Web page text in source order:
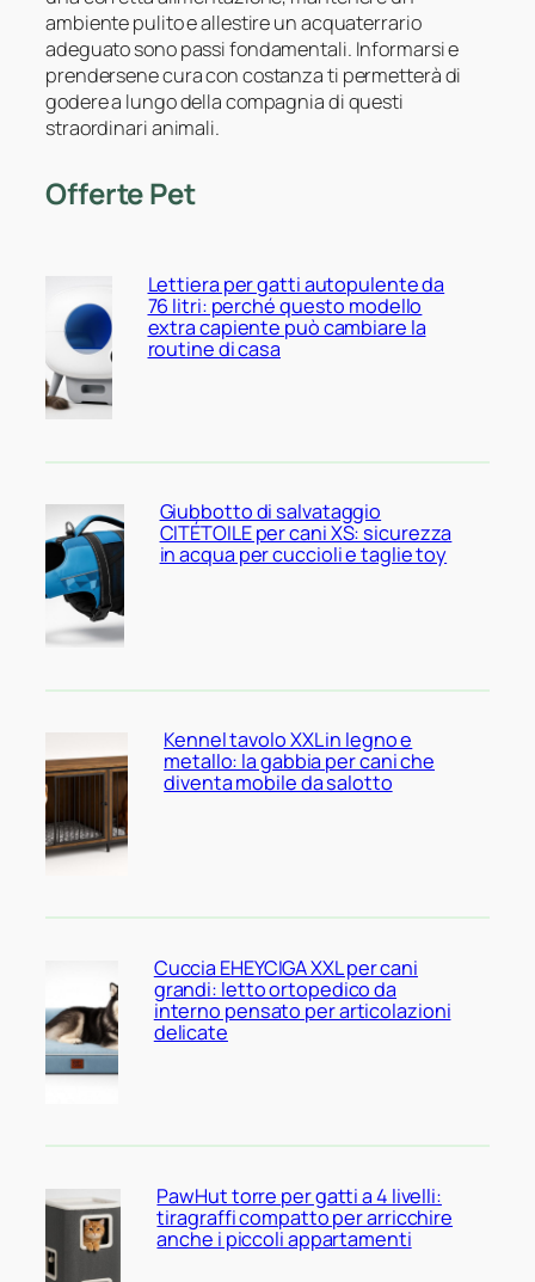
ambiente pulito e allestire un acquaterrario
adeguato sono passi fondamentali. Informarsi e
prendersene cura con costanza ti permetterà di
godere a lungo della compagnia di questi
straordinari animali.
Offerte Pet
Lettiera per gatti autopulente da
76 litri: perché questo modello
extra capiente può cambiare la
routine di casa
Giubbotto di salvataggio
CITÉTOILE per cani XS: sicurezza
in acqua per cuccioli e taglie toy
Kennel tavolo XXL in legno e
metallo: la gabbia per cani che
diventa mobile da salotto
Cuccia EHEYCIGA XXL per cani
grandi: letto ortopedico da
interno pensato per articolazioni
delicate
PawHut torre per gatti a 4 livelli:
tiragraffi compatto per arricchire
anche i piccoli appartamenti